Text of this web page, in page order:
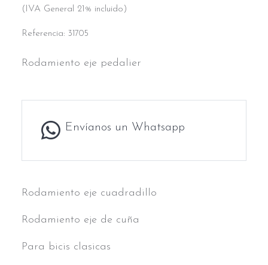
(IVA General 21% incluido)
Referencia: 31705
Rodamiento eje pedalier
Envíanos un Whatsapp
Rodamiento eje cuadradillo
Rodamiento eje de cuña
Para bicis clasicas